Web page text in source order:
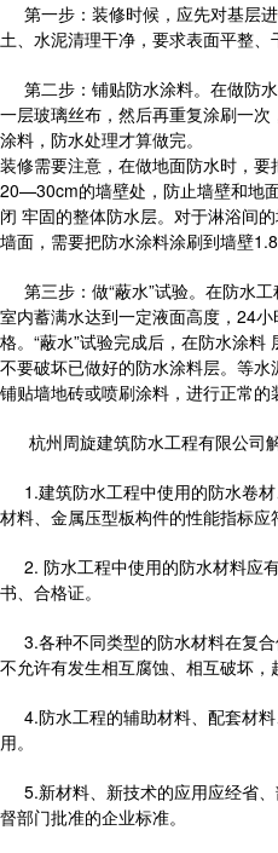
第一步：装修时候，应先对基层
土、水泥清理干净，要求表面平整、
第二步：铺贴防水涂料。在做防
一层玻璃丝布，然后再重复涂刷一
涂料，防水处理才算做完。
装修需要注意，在做地面防水时，
20—30cm的墙壁处，防止墙壁和地
闭 牢固的整体防水层。对于淋浴间
墙面，需要把防水涂料涂刷到墙壁
第三步：做“蔽水”试验。在防水
室内蓄满水达到一定液面高度，24
格。“蔽水”试验完成后，在防水涂
不要破坏已做好的防水涂料层。等
铺贴墙地砖或喷刷涂料，进行正常的
杭州周旋建筑防水工程有限公司
1.建筑防水工程中使用的防水卷
材料、金属压型板构件的性能指标应
2. 防水工程中使用的防水材料应
书、合格证。
3.各种不同类型的防水材料在复合
不允许有发生相互腐蚀、相互破坏，
4.防水工程的辅助材料、配套材
用。
5.新材料、新技术的应用应经省
督部门批准的企业标准。